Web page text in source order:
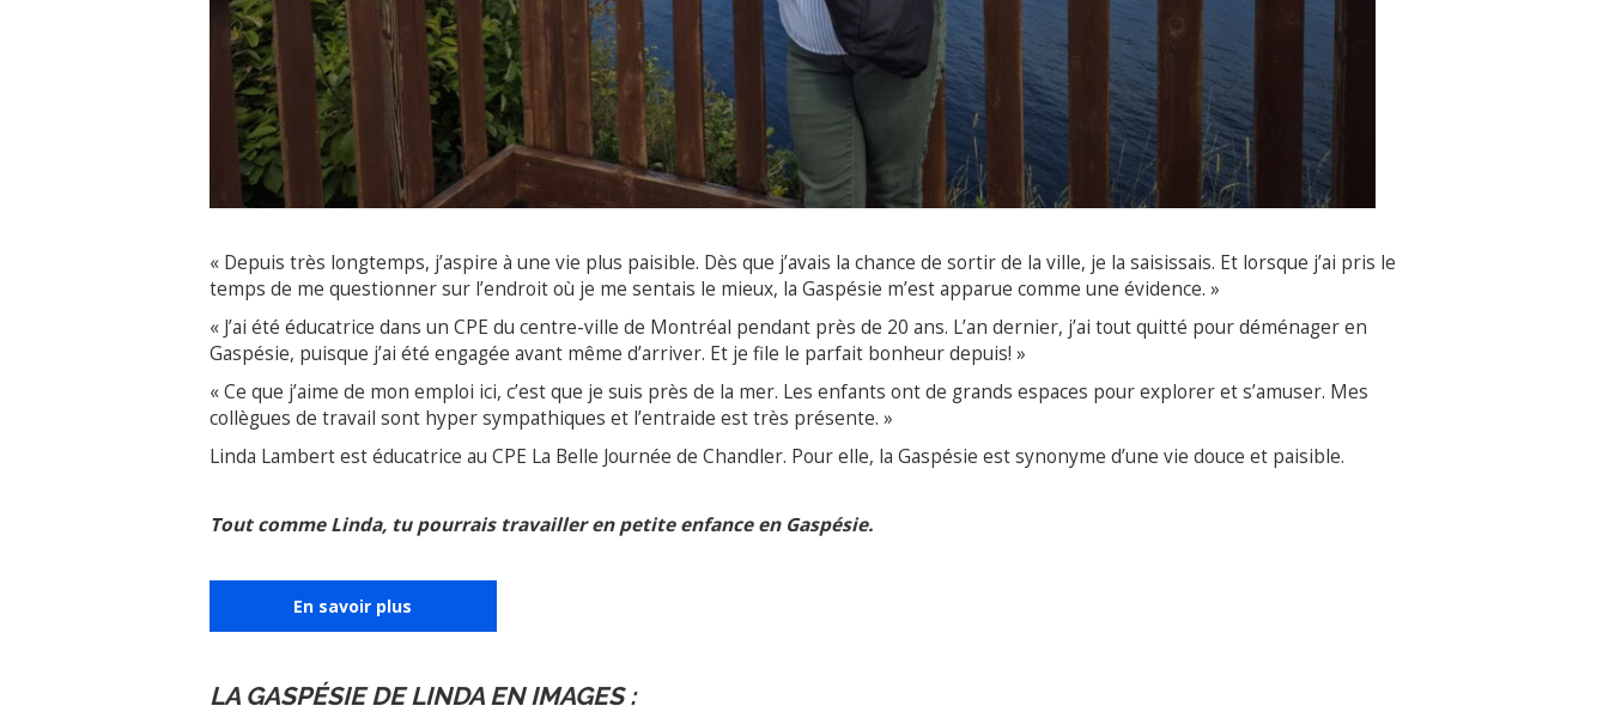
« Depuis très longtemps, j’aspire à une vie plus paisible. Dès que j’avais la chance de sortir de la ville, je la saisissais. Et lorsque j’ai pris le
temps de me questionner sur l’endroit où je me sentais le mieux, la Gaspésie m’est apparue comme une évidence. »
« J’ai été éducatrice dans un CPE du centre-ville de Montréal pendant près de 20 ans. L’an dernier, j’ai tout quitté pour déménager en
Gaspésie, puisque j’ai été engagée avant même d’arriver. Et je file le parfait bonheur depuis! »
« Ce que j’aime de mon emploi ici, c’est que je suis près de la mer. Les enfants ont de grands espaces pour explorer et s’amuser. Mes
collègues de travail sont hyper sympathiques et l’entraide est très présente. »
Linda Lambert est éducatrice au CPE La Belle Journée de Chandler. Pour elle, la Gaspésie est synonyme d’une vie douce et paisible.
Tout comme Linda, tu pourrais travailler en petite enfance en Gaspésie.
En savoir plus
LA GASPÉSIE DE LINDA EN IMAGES :